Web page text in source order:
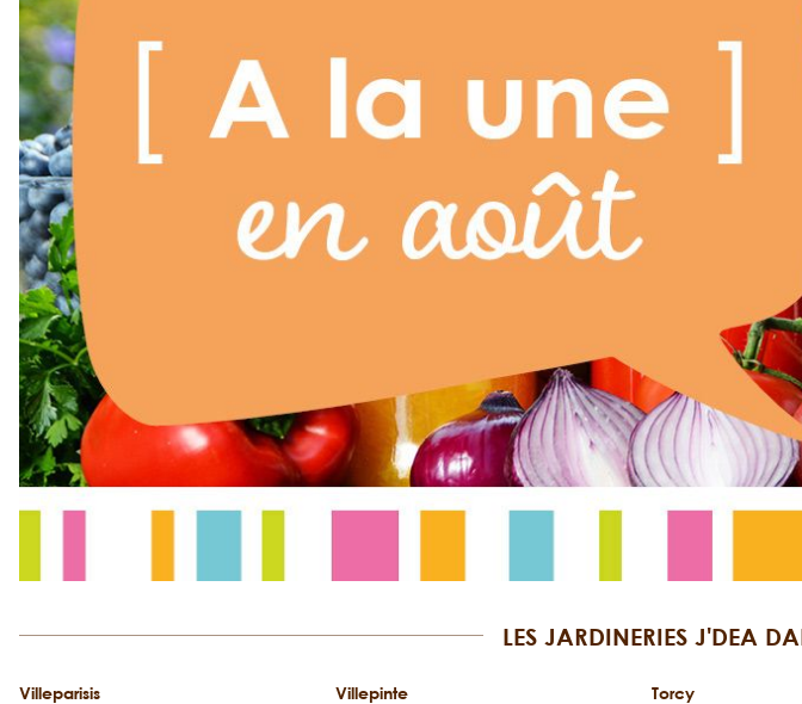
LES JARDINERIES J'DEA
Villeparisis
Villepinte
Torcy